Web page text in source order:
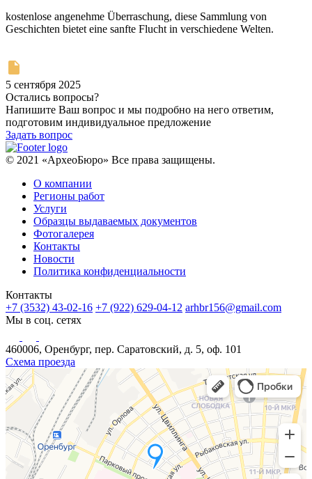
kostenlose angenehme Überraschung, diese Sammlung von
Geschichten bietet eine sanfte Flucht in verschiedene Welten.
5 сентября 2025
Остались вопросы?
Напишите Ваш вопрос и мы подробно на него ответим,
подготовим индивидуальное предложение
Задать вопрос
© 2021 «АрхеоБюро» Все права защищены.
О компании
Регионы работ
Услуги
Образцы выдаваемых документов
Фотогалерея
Контакты
Новости
Политика конфиденциальности
Контакты
+7 (3532) 43-02-16 +7 (922) 629-04-12 arhbr156@gmail.com
Мы в соц. сетях
460006, Оренбург, пер. Саратовский, д. 5, оф. 101
Схема проезда